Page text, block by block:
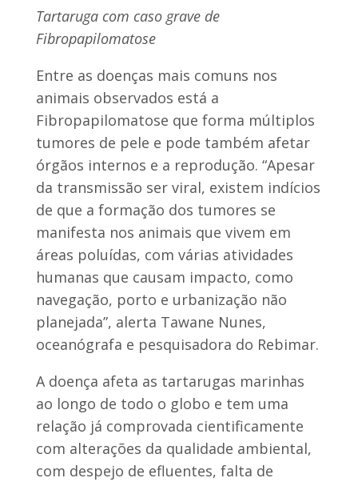
Tartaruga com caso grave de
Fibropapilomatose
Entre as doenças mais comuns nos
animais observados está a
Fibropapilomatose que forma múltiplos
tumores de pele e pode também afetar
órgãos internos e a reprodução. “Apesar
da transmissão ser viral, existem indícios
de que a formação dos tumores se
manifesta nos animais que vivem em
áreas poluídas, com várias atividades
humanas que causam impacto, como
navegação, porto e urbanização não
planejada”, alerta Tawane Nunes,
oceanógrafa e pesquisadora do Rebimar.
A doença afeta as tartarugas marinhas
ao longo de todo o globo e tem uma
relação já comprovada cientificamente
com alterações da qualidade ambiental,
com despejo de efluentes, falta de